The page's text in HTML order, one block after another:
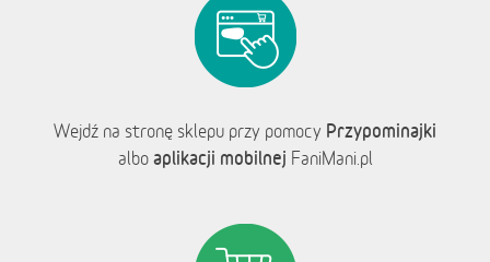
Wejdź na stronę sklepu przy pomocy Przypominajki
albo aplikacji mobilnej FaniMani.pl